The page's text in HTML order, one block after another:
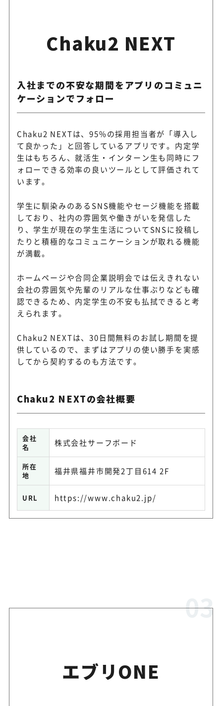
Chaku2 NEXT
入社までの不安な期間をアプリのコミュニ
ケーションでフォロー
Chaku2 NEXTは、95%の採用担当者が「導入し
て良かった」と回答しているアプリです。内定学
生はもちろん、就活生・インターン生も同時にフ
ォローできる効率の良いツールとして評価されて
います。
学生に馴染みのあるSNS機能やセージ機能を搭載
しており、社内の雰囲気や働きがいを発信した
り、学生が現在の学生生活についてSNSに投稿し
たりと積極的なコミュニケーションが取れる機能
が満載。
ホームページや合同企業説明会では伝えきれない
会社の雰囲気や先輩のリアルな仕事ぶりなども確
認できるため、内定学生の不安も払拭できると考
えられます。
Chaku2 NEXTは、30日間無料のお試し期間を提
供しているので、まずはアプリの使い勝手を実感
してから契約するのも方法です。
Chaku2 NEXTの会社概要
会社
名
株式会社サーフボード
所在
地
福井県福井市開発2丁目614 2F
URL https://www.chaku2.jp/
エブリONE